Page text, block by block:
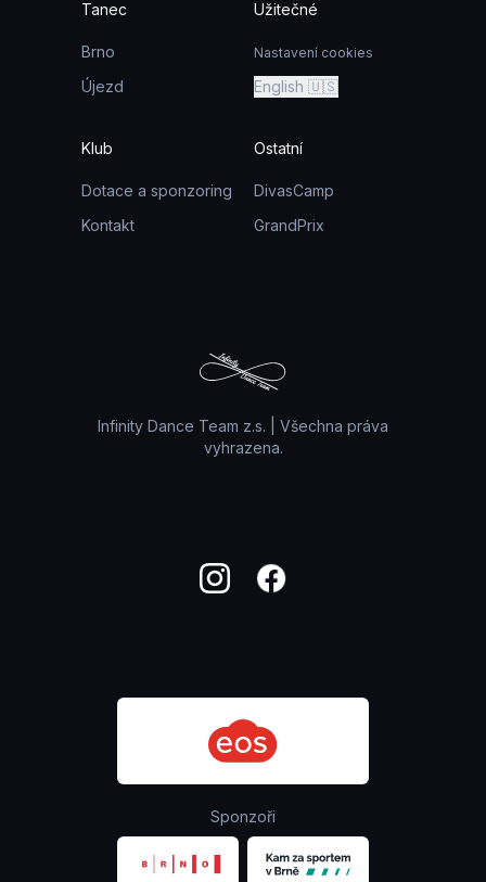
Tanec
Brno
Újezd
Užitečné
Nastavení cookies
English 🇺🇸
Klub
Dotace a sponzoring
Kontakt
Ostatní
DivasCamp
GrandPrix
Infinity Dance Team z.s. | Všechna práva
vyhrazena.
Sponzoři